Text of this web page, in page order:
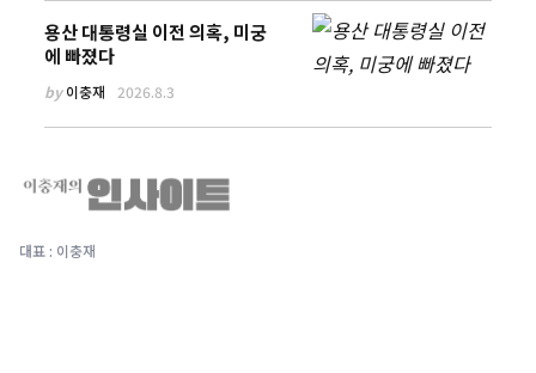
용산 대통령실 이전 의혹, 미궁
에 빠졌다
by이충재 2026.8.3
대표 : 이충재